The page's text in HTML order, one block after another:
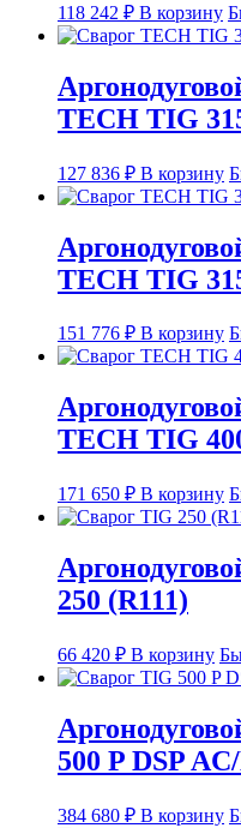
118 242 ₽ В корзину
TECH TIG
127 836 ₽ В корзину
TECH TIG
151 776 ₽ В корзину
TECH TIG
171 650 ₽ В корзину
250 (R111)
66 420 ₽ В корзину
500 P DSP
384 680 ₽ В корзину